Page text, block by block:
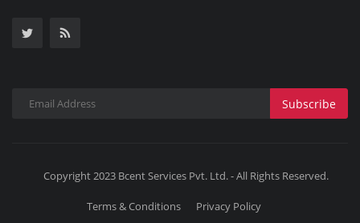
Subscribe
Copyright 2023 Bcent Services Pvt. Ltd. - All Rights Reserved.
Terms & Conditions Privacy Policy